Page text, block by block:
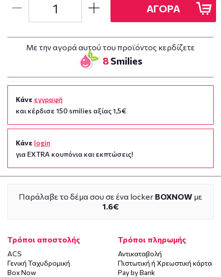
ΑΓΟΡΑ
Με την αγορά αυτού του προϊόντος κερδίζετε
8 Smilies
Κάνε εγγραφή
και κέρδισε 150 smilies αξίας 1,5€
Κάνε login
για EXTRA κουπόνια και εκπτώσεις!
Παράλαβε το δέμα σου σε ένα locker BOXNOW με
1.6€
Τρόποι αποστολής
ACS
Γενική Ταχυδρομική
Box Now
Τρόποι πληρωμής
Αντικαταβολή
Πιστωτική ή Χρεωστική κάρτα
Pay by Bank